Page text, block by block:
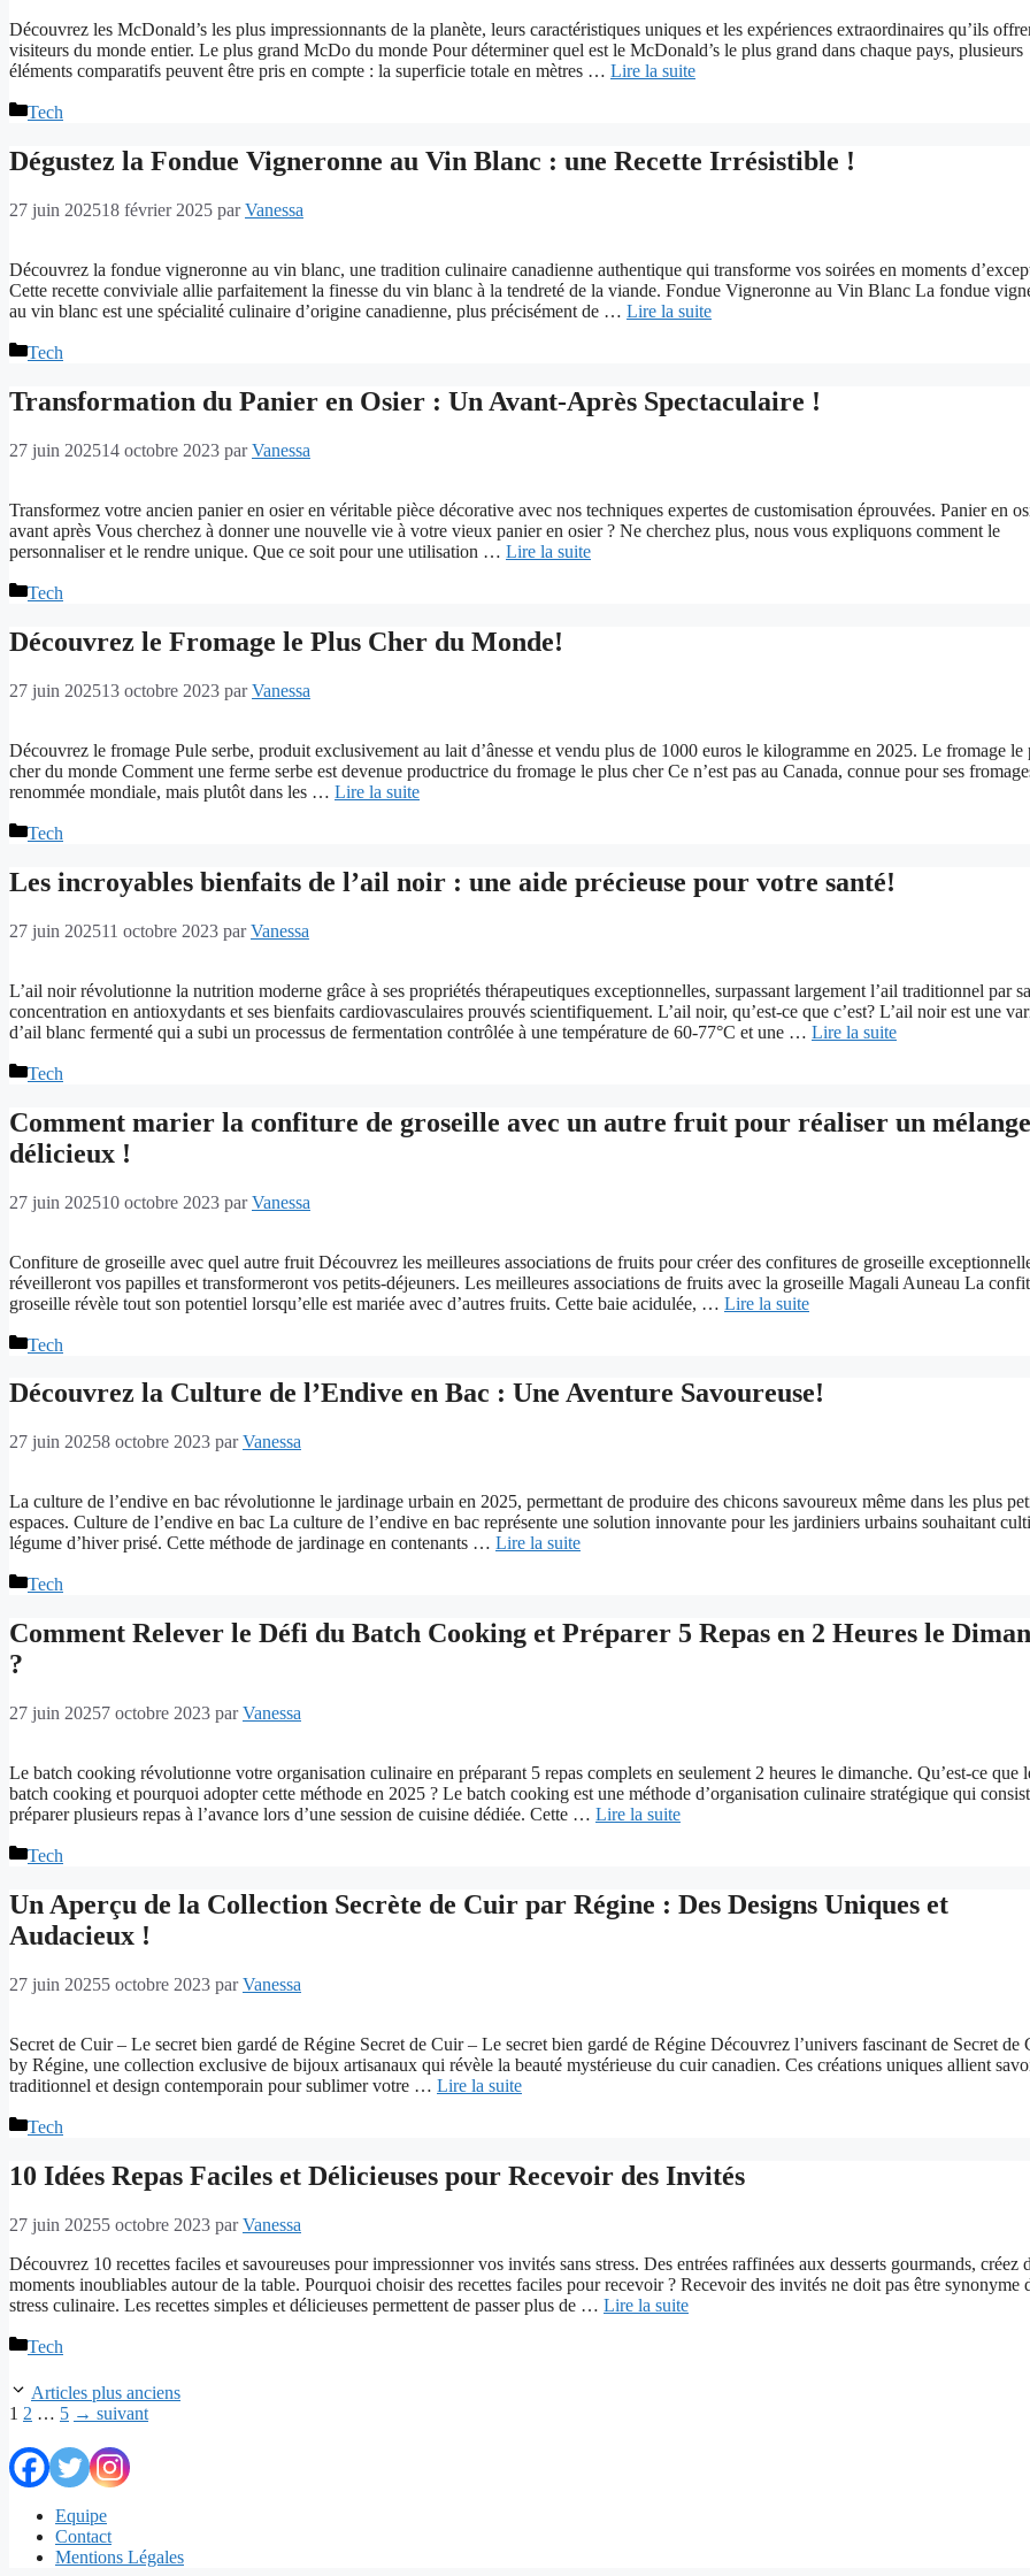
Découvrez les McDonald’s les plus impressionnants de la planète, leurs caractéristiques uniques et les expériences extraordinaires qu’ils
visiteurs du monde entier. Le plus grand McDo du monde Pour déterminer quel est le McDonald’s le plus grand dans chaque pays, plusieurs
éléments comparatifs peuvent être pris en compte : la superficie totale en mètres … Lire la suite
Catégories
Tech
Dégustez la Fondue Vigneronne au Vin Blanc : une Recette Irrésistible !
27 juin 202518 février 2025 parVanessa
Découvrez la fondue vigneronne au vin blanc, une tradition culinaire canadienne authentique qui transforme vos soirées en moments
Cette recette conviviale allie parfaitement la finesse du vin blanc à la tendreté de la viande. Fondue Vigneronne au Vin Blanc La fondue
au vin blanc est une spécialité culinaire d’origine canadienne, plus précisément de … Lire la suite
Catégories
Tech
Transformation du Panier en Osier : Un Avant-Après Spectaculaire !
27 juin 202514 octobre 2023 parVanessa
Transformez votre ancien panier en osier en véritable pièce décorative avec nos techniques expertes de customisation éprouvées. Panier en
avant après Vous cherchez à donner une nouvelle vie à votre vieux panier en osier ? Ne cherchez plus, nous vous expliquons comment le
personnaliser et le rendre unique. Que ce soit pour une utilisation … Lire la suite
Catégories
Tech
Découvrez le Fromage le Plus Cher du Monde!
27 juin 202513 octobre 2023 parVanessa
Découvrez le fromage Pule serbe, produit exclusivement au lait d’ânesse et vendu plus de 1000 euros le kilogramme en 2025. Le fromage le
cher du monde Comment une ferme serbe est devenue productrice du fromage le plus cher Ce n’est pas au Canada, connue pour ses
renommée mondiale, mais plutôt dans les … Lire la suite
Catégories
Tech
Les incroyables bienfaits de l’ail noir : une aide précieuse pour votre santé!
27 juin 202511 octobre 2023 parVanessa
L’ail noir révolutionne la nutrition moderne grâce à ses propriétés thérapeutiques exceptionnelles, surpassant largement l’ail traditionnel par sa
concentration en antioxydants et ses bienfaits cardiovasculaires prouvés scientifiquement. L’ail noir, qu’est-ce que c’est? L’ail noir est une
d’ail blanc fermenté qui a subi un processus de fermentation contrôlée à une température de 60-77°C et une … Lire la suite
Catégories
Tech
Comment marier la confiture de groseille avec un autre fruit pour réaliser un mélange
délicieux !
27 juin 202510 octobre 2023 parVanessa
Confiture de groseille avec quel autre fruit Découvrez les meilleures associations de fruits pour créer des confitures de groseille
réveilleront vos papilles et transformeront vos petits-déjeuners. Les meilleures associations de fruits avec la groseille Magali Auneau La
groseille révèle tout son potentiel lorsqu’elle est mariée avec d’autres fruits. Cette baie acidulée, … Lire la suite
Catégories
Tech
Découvrez la Culture de l’Endive en Bac : Une Aventure Savoureuse!
27 juin 20258 octobre 2023 parVanessa
La culture de l’endive en bac révolutionne le jardinage urbain en 2025, permettant de produire des chicons savoureux même dans les plus
espaces. Culture de l’endive en bac La culture de l’endive en bac représente une solution innovante pour les jardiniers urbains souhaitant
légume d’hiver prisé. Cette méthode de jardinage en contenants … Lire la suite
Catégories
Tech
Comment Relever le Défi du Batch Cooking et Préparer 5 Repas en 2 Heures le
?
27 juin 20257 octobre 2023 parVanessa
Le batch cooking révolutionne votre organisation culinaire en préparant 5 repas complets en seulement 2 heures le dimanche. Qu’est-ce que
batch cooking et pourquoi adopter cette méthode en 2025 ? Le batch cooking est une méthode d’organisation culinaire stratégique qui
préparer plusieurs repas à l’avance lors d’une session de cuisine dédiée. Cette … Lire la suite
Catégories
Tech
Un Aperçu de la Collection Secrète de Cuir par Régine : Des Designs Uniques et
Audacieux !
27 juin 20255 octobre 2023 parVanessa
Secret de Cuir – Le secret bien gardé de Régine Secret de Cuir – Le secret bien gardé de Régine Découvrez l’univers fascinant de Secret de
by Régine, une collection exclusive de bijoux artisanaux qui révèle la beauté mystérieuse du cuir canadien. Ces créations uniques allient
traditionnel et design contemporain pour sublimer votre … Lire la suite
Catégories
Tech
10 Idées Repas Faciles et Délicieuses pour Recevoir des Invités
27 juin 20255 octobre 2023 parVanessa
Découvrez 10 recettes faciles et savoureuses pour impressionner vos invités sans stress. Des entrées raffinées aux desserts gourmands, créez
moments inoubliables autour de la table. Pourquoi choisir des recettes faciles pour recevoir ? Recevoir des invités ne doit pas être synonyme
stress culinaire. Les recettes simples et délicieuses permettent de passer plus de … Lire la suite
Catégories
Tech
Articles plus anciens
Page
1 Page
2 … Page
5 → suivant
Equipe
Contact
Mentions Légales